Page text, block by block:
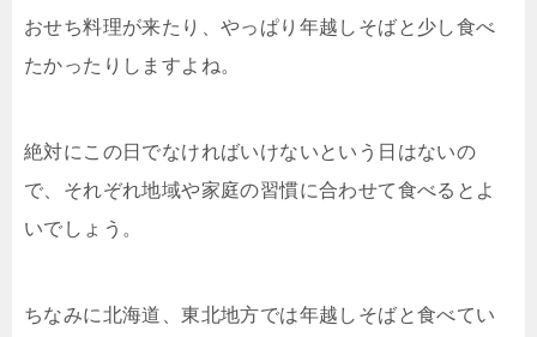
おせち料理が来たり、やっぱり年越しそばと少し食べ
たかったりしますよね。
絶対にこの日でなければいけないという日はないの
で、それぞれ地域や家庭の習慣に合わせて食べるとよ
いでしょう。
ちなみに北海道、東北地方では年越しそばと食べてい